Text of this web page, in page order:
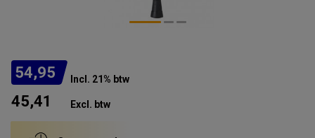
54,95 Incl. 21% btw
45,41 Excl. btw